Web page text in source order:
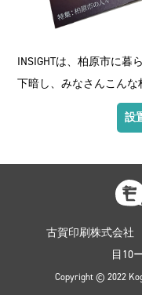
INSIGHTは、柏原市に暮
下暗し、みなさんこん
設
古賀印刷株式会社
目10
Copyright © 2022